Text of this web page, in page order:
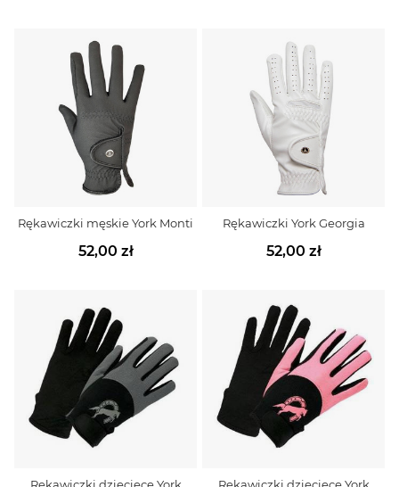
Rękawiczki męskie York Monti
52,00 zł
Rękawiczki York Georgia
52,00 zł